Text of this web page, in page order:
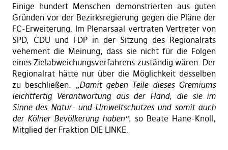
Einige hundert Menschen demonstrierten aus guten
Gründen vor der Bezirksregierung gegen die Pläne der
FC-Erweiterung. Im Plenarsaal vertraten Vertreter von
SPD, CDU und FDP in der Sitzung des Regionalrats
vehement die Meinung, dass sie nicht für die Folgen
eines Zielabweichungsverfahrens zuständig wären. Der
Regionalrat hätte nur über die Möglichkeit desselben
zu beschließen. „Damit geben Teile dieses Gremiums
leichtfertig Verantwortung aus der Hand, die sie im
Sinne des Natur- und Umweltschutzes und somit auch
der Kölner Bevölkerung haben“, so Beate Hane-Knoll,
Mitglied der Fraktion DIE LINKE.